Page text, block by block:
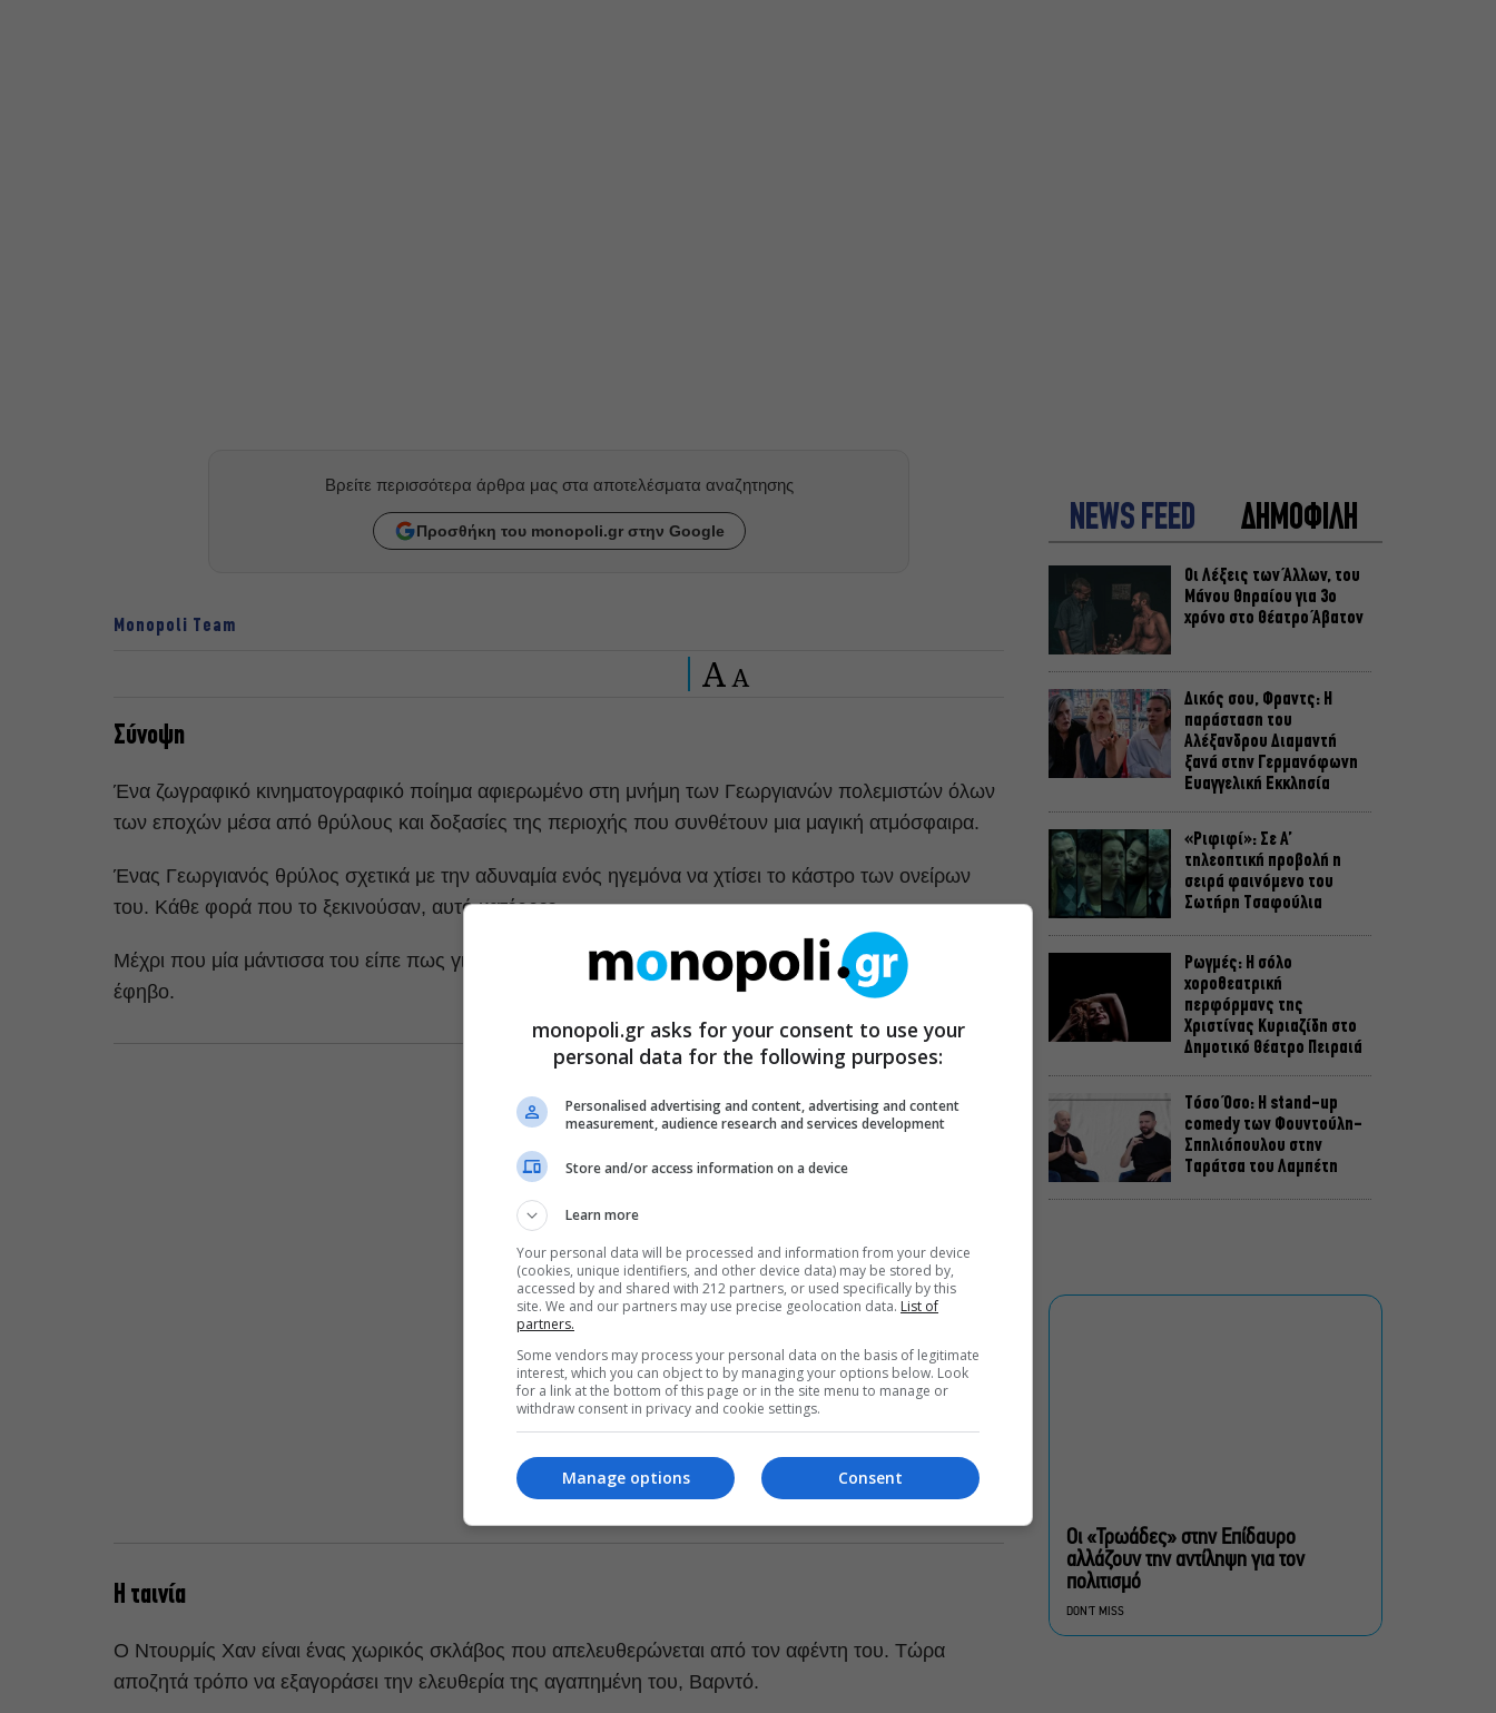
Βρείτε περισσότερα άρθρα μας στα αποτελέσματα αναζητησης
Προσθήκη του monopoli.gr στην Google
Monopoli Team
A A
Σύνοψη
Ένα ζωγραφικό κινηματογραφικό ποίημα αφιερωμένο στη μνήμη των Γεωργιανών πολεμιστών όλων
των εποχών μέσα από θρύλους και δοξασίες της περιοχής που συνθέτουν μια μαγική ατμόσφαιρα.
Ένας Γεωργιανός θρύλος σχετικά με την αδυναμία ενός ηγεμόνα να χτίσει το κάστρο των ονείρων
του. Κάθε φορά που το ξεκινούσαν, αυτό κατέρρεε.
Μέχρι που μία μάντισσα του είπε πως για να στεριώσει το κάστρο πρέπει να χτίσουν μέσα του έναν
έφηβο.
Η ταινία
Ο Ντουρμίς Χαν είναι ένας χωρικός σκλάβος που απελευθερώνεται από τον αφέντη του. Τώρα
αποζητά τρόπο να εξαγοράσει την ελευθερία της αγαπημένη του, Βαρντό.
NEWS FEED ΔΗΜΟΦΙΛΗ
Οι Λέξεις των Άλλων, του
Μάνου Θηραίου για 3ο
χρόνο στο Θέατρο Άβατον
Δικός σου, Φραντς: Η
παράσταση του
Αλέξανδρου Διαμαντή
ξανά στην Γερμανόφωνη
Ευαγγελική Εκκλησία
«Ριφιφί»: Σε Α’
τηλεοπτική προβολή η
σειρά φαινόμενο του
Σωτήρη Τσαφούλια
Ρωγμές: Η σόλο
χοροθεατρική
περφόρμανς της
Χριστίνας Κυριαζίδη στο
Δημοτικό Θέατρο Πειραιά
Τόσο Όσο: Η stand-up
comedy των Φουντούλη-
Σπηλιόπουλου στην
Ταράτσα του Λαμπέτη
σινεμά στην Ταράτσα του
Πρόστιμα έως 73.000€ για
αυθαίρετες καταλήψεις
Πέντε διηγήματα του
Οι «Τρωάδες» στην Επίδαυρο
αλλάζουν την αντίληψη για τον
πολιτισμό
DON'T MISS
monopoli.gr asks for your consent to use your
personal data for the following purposes:
Personalised advertising and content, advertising and content
measurement, audience research and services development
Store and/or access information on a device
Learn more
Your personal data will be processed and information from your device
(cookies, unique identifiers, and other device data) may be stored by,
accessed by and shared with 212 partners, or used specifically by this
site. We and our partners may use precise geolocation data. List of
partners.
Some vendors may process your personal data on the basis of legitimate
interest, which you can object to by managing your options below. Look
for a link at the bottom of this page or in the site menu to manage or
withdraw consent in privacy and cookie settings.
Consent
Manage options